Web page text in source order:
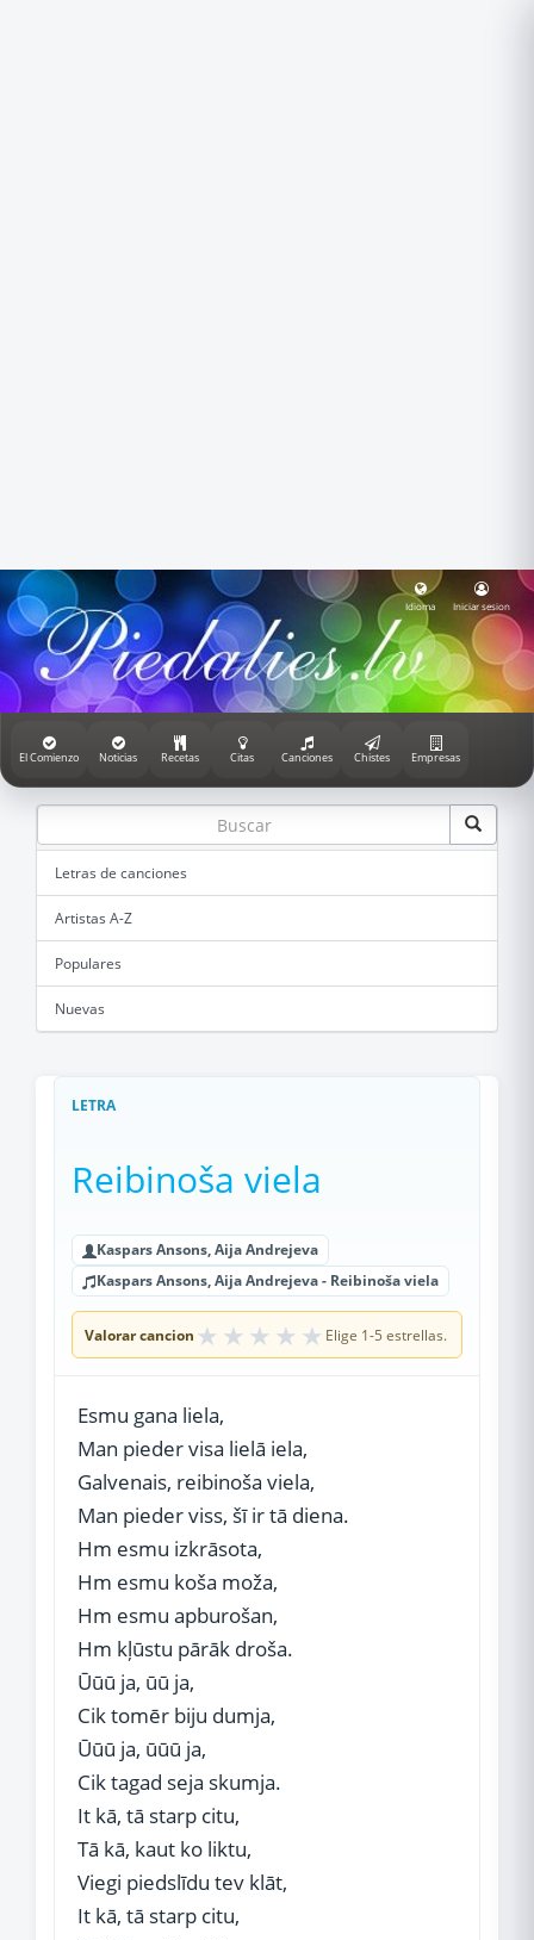
Idioma Iniciar sesion
El Comienzo Noticias Recetas Citas Canciones Chistes Empresas
Letras de canciones
Artistas A-Z
Populares
Nuevas
LETRA
Reibinoša viela
Kaspars Ansons, Aija Andrejeva
Kaspars Ansons, Aija Andrejeva - Reibinoša viela
Valorar cancion ★ ★ ★ ★ ★ Elige 1-5 estrellas.
Esmu gana liela,
Man pieder visa lielā iela,
Galvenais, reibinoša viela,
Man pieder viss, šī ir tā diena.
Hm esmu izkrāsota,
Hm esmu koša moža,
Hm esmu apburošan,
Hm kļūstu pārāk droša.
Ūūū ja, ūū ja,
Cik tomēr biju dumja,
Ūūū ja, ūūū ja,
Cik tagad seja skumja.
It kā, tā starp citu,
Tā kā, kaut ko liktu,
Viegi piedslīdu tev klāt,
It kā, tā starp citu,